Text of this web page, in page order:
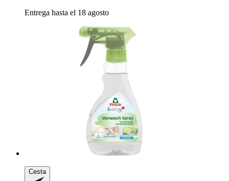
Entrega hasta el 18 agosto
Cesta